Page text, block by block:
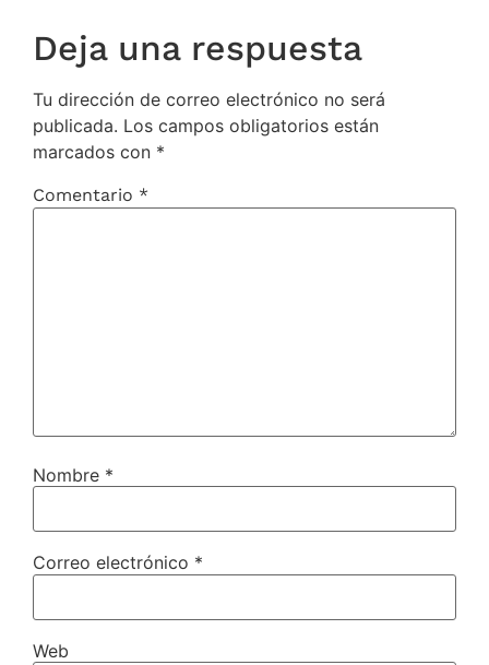
Deja una respuesta
Tu dirección de correo electrónico no será
publicada. Los campos obligatorios están
marcados con *
Comentario *
Nombre *
Correo electrónico *
Web